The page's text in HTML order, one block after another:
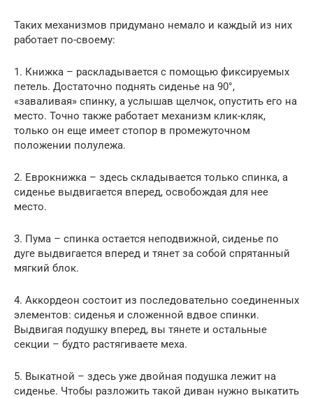
Таких механизмов придумано немало и каждый из них
работает по-своему:
1. Книжка – раскладывается с помощью фиксируемых
петель. Достаточно поднять сиденье на 90°,
«заваливая» спинку, а услышав щелчок, опустить его на
место. Точно также работает механизм клик-кляк,
только он еще имеет стопор в промежуточном
положении полулежа.
2. Еврокнижка – здесь складывается только спинка, а
сиденье выдвигается вперед, освобождая для нее
место.
3. Пума – спинка остается неподвижной, сиденье по
дуге выдвигается вперед и тянет за собой спрятанный
мягкий блок.
4. Аккордеон состоит из последовательно соединенных
элементов: сиденья и сложенной вдвое спинки.
Выдвигая подушку вперед, вы тянете и остальные
секции – будто растягиваете меха.
5. Выкатной – здесь уже двойная подушка лежит на
сиденье. Чтобы разложить такой диван нужно выкатить